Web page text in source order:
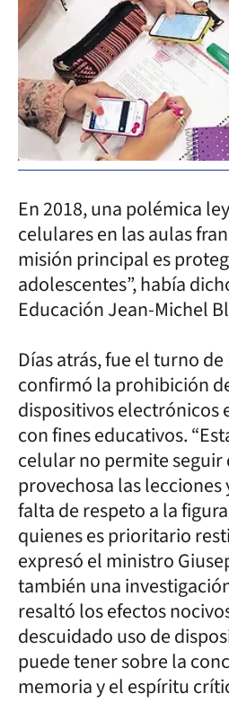
En 2018, una polémica
celulares en las aulas
misión principal es
adolescentes”, había
Educación Jean-Michel
Días atrás, fue el turno
confirmó la prohibición
dispositivos electrónicos
con fines educativos.
celular no permite seguir
provechosa las lecciones
falta de respeto a la
quienes es prioritario
expresó el ministro
también una
resaltó los efectos
descuidado uso de
puede tener sobre la
memoria y el espíritu